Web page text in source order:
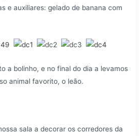
e auxiliares: gelado de banana com
a bolinho, e no final do dia a levamos
animal favorito, o leão.
sala a decorar os corredores da